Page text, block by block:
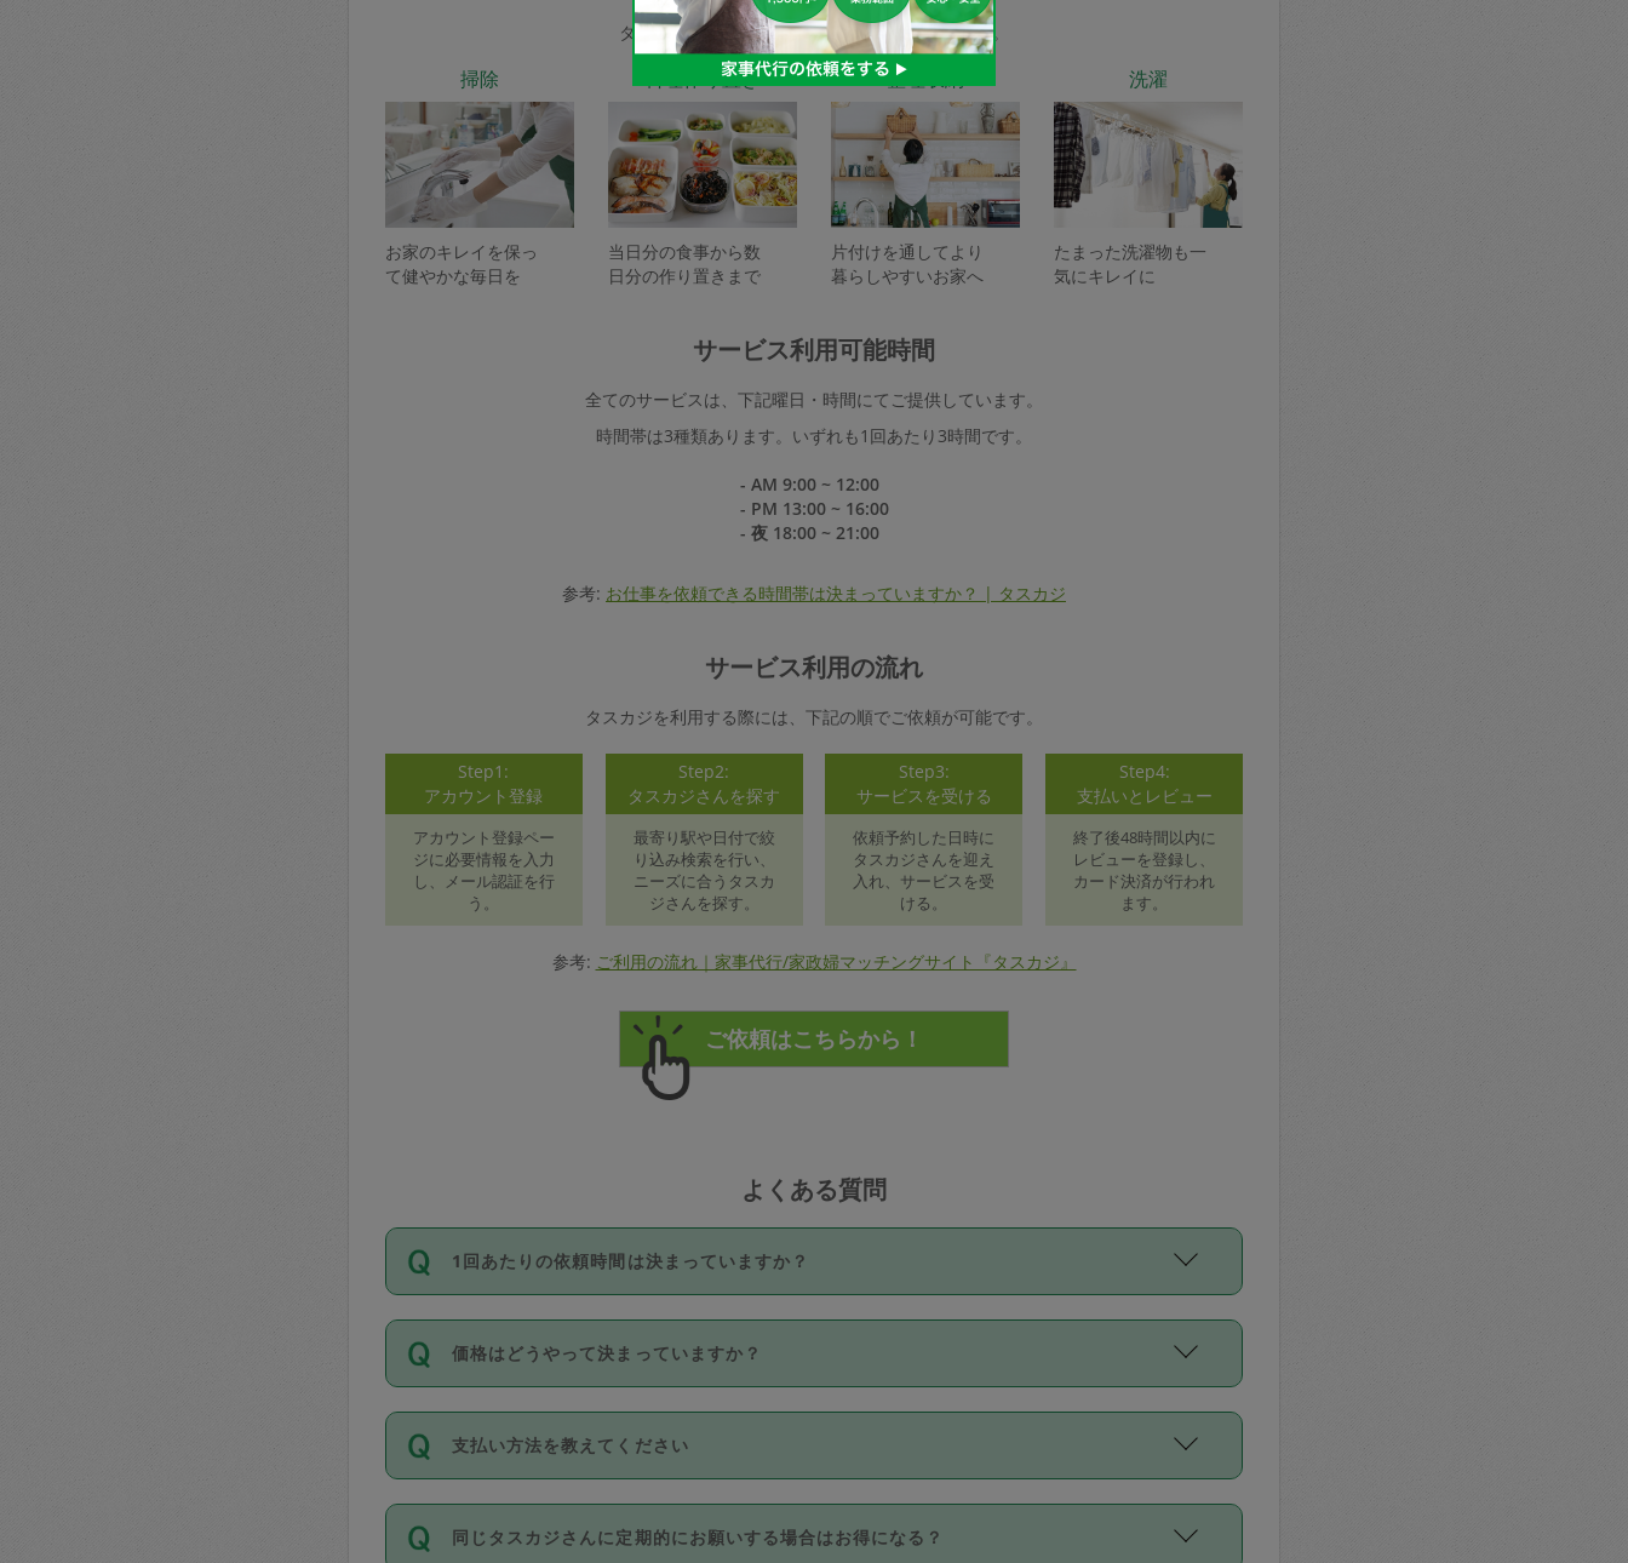
タスカジで依頼できるサービスは下記となります。
掃除
お家のキレイを保っ
て健やかな毎日を
料理作り置き
当日分の食事から数
日分の作り置きまで
整理収納
片付けを通してより
暮らしやすいお家へ
洗濯
たまった洗濯物も一
気にキレイに
サービス利用可能時間
全てのサービスは、下記曜日・時間にてご提供しています。
時間帯は3種類あります。いずれも1回あたり3時間です。
- AM 9:00 ~ 12:00
- PM 13:00 ~ 16:00
- 夜 18:00 ~ 21:00
参考: お仕事を依頼できる時間帯は決まっていますか？ | タスカジ
サービス利用の流れ
タスカジを利用する際には、下記の順でご依頼が可能です。
Step1:
アカウント登録
アカウント登録ペー
ジに必要情報を入力
し、メール認証を行
う。
Step2:
タスカジさんを探す
最寄り駅や日付で絞
り込み検索を行い、
ニーズに合うタスカ
ジさんを探す。
Step3:
サービスを受ける
依頼予約した日時に
タスカジさんを迎え
入れ、サービスを受
ける。
Step4:
支払いとレビュー
終了後48時間以内に
レビューを登録し、
カード決済が行われ
ます。
参考: ご利用の流れ｜家事代行/家政婦マッチングサイト『タスカジ』
よくある質問
1回あたりの依頼時間は決まっていますか？
依頼1回につき3時間固定です。3時間を超えて依頼したい場合は、延長機能をご利用くださ
い。機能をご利用いただくには、タスカジさんに事前に相談し、合意の上事前申請すること
が必要です。なお、3時間を下回っても、値引き等はございません。
価格はどうやって決まっていますか？
11種類の価格帯の中からタスカジさん自身が価格を選んで設定しています。
タスカジさんの価格設定には最初は制限があり、レビュー件数、レビューの平均値、などで
除々に設定可能な最高額が上がっていく仕組みになっています。
支払い方法を教えてください
お支払方法はクレジットカード（Visa／Master／JCB／AMERICAN EXPRESS／Diners
Club）のみとなります。
同じタスカジさんに定期的にお願いする場合はお得になる？